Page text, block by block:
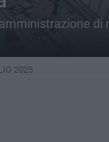
2025